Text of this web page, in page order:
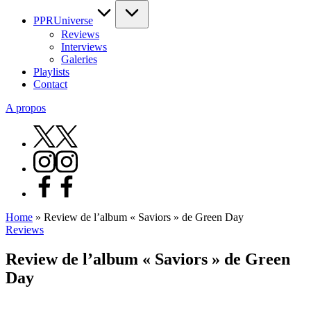
PPRUniverse
Reviews
Interviews
Galeries
Playlists
Contact
A propos
X
Instagram
Facebook
Home » Review de l’album « Saviors » de Green Day
Posted
Reviews
Review de l’album « Saviors » de Green
Day